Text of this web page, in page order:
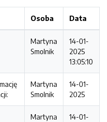
Osoba Data
Martyna
Smolnik
14-01-
2025
13:05:10
Martyna
Smolnik
14-01-
2025
Martyna
14-01-